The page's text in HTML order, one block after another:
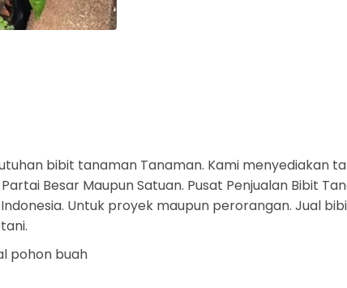
bibit tanaman Tanaman. Kami menyediakan
Besar Maupun Satuan. Pusat Penjualan Bibit
Untuk proyek maupun perorangan. Jual
pohon buah